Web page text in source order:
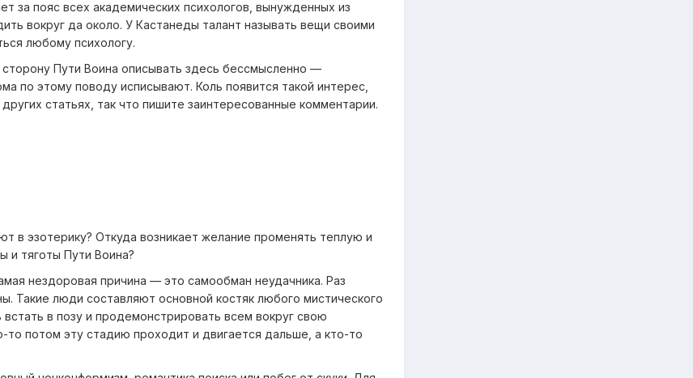
за пояс всех академических психологов, вынужденных из
вокруг да около. У Кастанеды талант называть вещи своими
любому психологу.
Пути Воина описывать здесь бессмысленно —
по этому поводу исписывают. Коль появится такой интерес,
статьях, так что пишите заинтересованные комментарии.
в эзотерику? Откуда возникает желание променять теплую и
и тяготы Пути Воина?
нездоровая причина — это самообман неудачника. Раз
Такие люди составляют основной костяк любого мистического
в позу и продемонстрировать всем вокруг свою
потом эту стадию проходит и двигается дальше, а кто-то